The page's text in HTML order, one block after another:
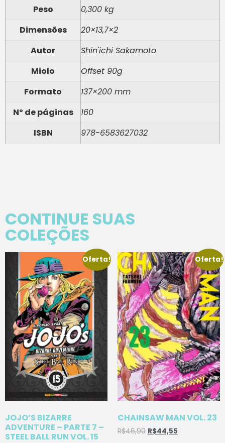
Peso
0,300 kg
Dimensões
20×13,7×2
Autor
Shin'ichi Sakamoto
Miolo
Offset 90g
Formato
137×200 mm
Nº de páginas
160
ISBN
978-6583627032
CONTINUE SUAS
COLEÇÕES
Oferta!
JOJO’S BIZARRE
ADVENTURE – PARTE 7 –
STEEL BALL RUN VOL. 15
Oferta!
CHAINSAW MAN VOL. 23
R$46,90 R$44,55